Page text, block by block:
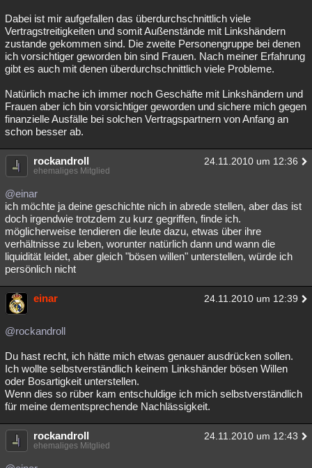
Dabei ist mir aufgefallen das überdurchschnittlich viele
Vertragstreitigkeiten und somit Außenstände mit Linkshändern
zustande gekommen sind. Die zweite Personengruppe bei denen
ich vorsichtiger geworden bin sind Frauen. Nach meiner Erfahrung
gibt es auch mit denen überdurchschnittlich viele Probleme.
Natürlich mache ich immer noch Geschäfte mit Linkshändern und
Frauen aber ich bin vorsichtiger geworden und sichere mich gegen
finanzielle Ausfälle bei solchen Vertragspartnern von Anfang an
schon besser ab.
rockandroll 24.11.2010 um 12:36
ehemaliges Mitglied
@einar
ich möchte ja deine geschichte nich in abrede stellen, aber das ist
doch irgendwie trotzdem zu kurz gegriffen, finde ich.
möglicherweise tendieren die leute dazu, etwas über ihre
verhältnisse zu leben, worunter natürlich dann und wann die
liquidität leidet, aber gleich "bösen willen" unterstellen, würde ich
persönlich nicht
einar 24.11.2010 um 12:39
@rockandroll
Du hast recht, ich hätte mich etwas genauer ausdrücken sollen.
Ich wollte selbstverständlich keinem Linkshänder bösen Willen
oder Bosartigkeit unterstellen.
Wenn dies so rüber kam entschuldige ich mich selbstverständlich
für meine dementsprechende Nachlässigkeit.
rockandroll 24.11.2010 um 12:43
ehemaliges Mitglied